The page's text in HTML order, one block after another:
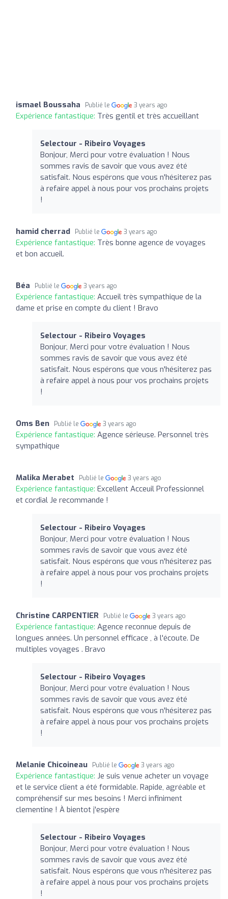
ismael Boussaha Publié le 3 years ago
Expérience fantastique: Très gentil et très accueillant
Selectour - Ribeiro Voyages
Bonjour, Merci pour votre évaluation ! Nous
sommes ravis de savoir que vous avez été
satisfait. Nous espérons que vous n'hésiterez pas
à refaire appel à nous pour vos prochains projets
!
hamid cherrad Publié le 3 years ago
Expérience fantastique: Très bonne agence de voyages
et bon accueil.
Béa Publié le 3 years ago
Expérience fantastique: Accueil très sympathique de la
dame et prise en compte du client ! Bravo
Selectour - Ribeiro Voyages
Bonjour, Merci pour votre évaluation ! Nous
sommes ravis de savoir que vous avez été
satisfait. Nous espérons que vous n'hésiterez pas
à refaire appel à nous pour vos prochains projets
!
Oms Ben Publié le 3 years ago
Expérience fantastique: Agence sérieuse. Personnel très
sympathique
Malika Merabet Publié le 3 years ago
Expérience fantastique: Excellent Acceuil Professionnel
et cordial Je recommande !
Selectour - Ribeiro Voyages
Bonjour, Merci pour votre évaluation ! Nous
sommes ravis de savoir que vous avez été
satisfait. Nous espérons que vous n'hésiterez pas
à refaire appel à nous pour vos prochains projets
!
Christine CARPENTIER Publié le 3 years ago
Expérience fantastique: Agence reconnue depuis de
longues années. Un personnel efficace , à l'écoute. De
multiples voyages . Bravo
Selectour - Ribeiro Voyages
Bonjour, Merci pour votre évaluation ! Nous
sommes ravis de savoir que vous avez été
satisfait. Nous espérons que vous n'hésiterez pas
à refaire appel à nous pour vos prochains projets
!
Melanie Chicoineau Publié le 3 years ago
Expérience fantastique: Je suis venue acheter un voyage
et le service client a été formidable. Rapide, agréable et
compréhensif sur mes besoins ! Merci infiniment
clementine ! À bientot j'espère
Selectour - Ribeiro Voyages
Bonjour, Merci pour votre évaluation ! Nous
sommes ravis de savoir que vous avez été
satisfait. Nous espérons que vous n'hésiterez pas
à refaire appel à nous pour vos prochains projets
!